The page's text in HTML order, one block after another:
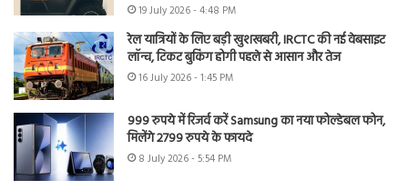
19 July 2026 - 4:48 PM
रेल यात्रियों के लिए बड़ी खुशखबरी, IRCTC की नई वेबसाइट
लॉन्च, टिकट बुकिंग होगी पहले से आसान और तेज
16 July 2026 - 1:45 PM
999 रुपये में रिजर्व करें Samsung का नया फोल्डेबल फोन,
मिलेंगे 2799 रुपये के फायदे
8 July 2026 - 5:54 PM